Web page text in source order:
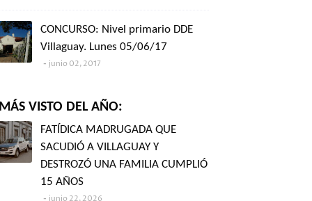
CONCURSO: Nivel primario DDE
Villaguay. Lunes 05/06/17
junio 02, 2017
VISTO DEL AÑO:
FATÍDICA MADRUGADA QUE
SACUDIÓ A VILLAGUAY Y
DESTROZÓ UNA FAMILIA CUMPLIÓ
15 AÑOS
junio 22, 2026